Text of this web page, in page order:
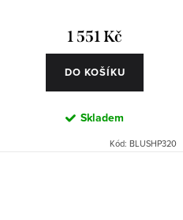
1 551 Kč
DO KOŠÍKU
Skladem
Kód: BLUSHP320